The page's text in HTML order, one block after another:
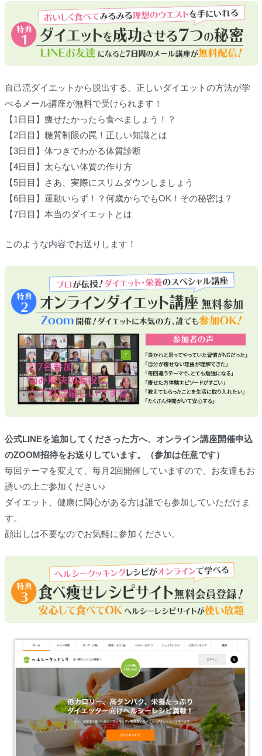
自己流ダイエットから脱出する、正しいダイエットの方法が学
べるメール講座が無料で受けられます！
【1日目】痩せたかったら食べましょう！？
【2日目】糖質制限の罠！正しい知識とは
【3日目】体つきでわかる体質診断
【4日目】太らない体質の作り方
【5日目】さあ、実際にスリムダウンしましょう
【6日目】運動いらず！？何歳からでもOK！その秘密は？
【7日目】本当のダイエットとは
このような内容でお送りします！
公式LINEを追加してくださった方へ、オンライン講座開催申込
のZOOM招待をお送りしています。（参加は任意です）
毎回テーマを変えて、毎月2回開催していますので、お友達もお
誘いの上ご参加ください♪
ダイエット、健康に関心がある方は誰でも参加していただけま
す。
顔出しは不要なのでお気軽に参加ください。